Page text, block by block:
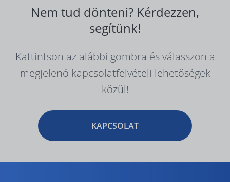
Nem tud dönteni? Kérdezzen,
segítünk!
Kattintson az alábbi gombra és válasszon a
megjelenő kapcsolatfelvételi lehetőségek
közül!
KAPCSOLAT